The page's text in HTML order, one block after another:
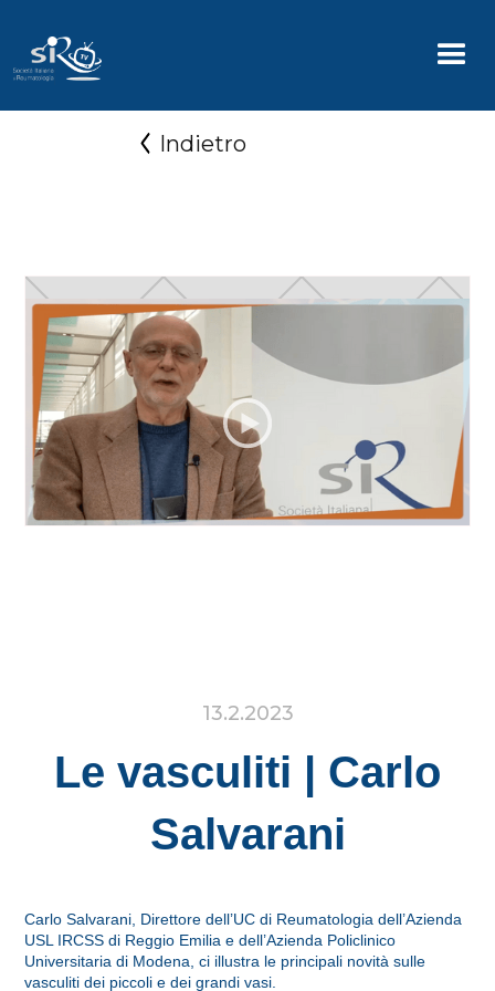
Indietro
13.2.2023
Le vasculiti | Carlo
Salvarani
Carlo Salvarani, Direttore dell’UC di Reumatologia dell’Azienda
USL IRCSS di Reggio Emilia e dell’Azienda Policlinico
Universitaria di Modena, ci illustra le principali novità sulle
vasculiti dei piccoli e dei grandi vasi.